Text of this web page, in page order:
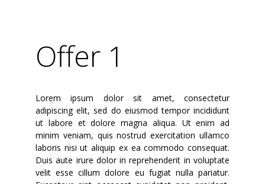
Offer 1
Lorem ipsum dolor sit amet, consectetur
adipiscing elit, sed do eiusmod tempor incididunt
ut labore et dolore magna aliqua. Ut enim ad
minim veniam, quis nostrud exercitation ullamco
laboris nisi ut aliquip ex ea commodo consequat.
Duis aute irure dolor in reprehenderit in voluptate
velit esse cillum dolore eu fugiat nulla pariatur.